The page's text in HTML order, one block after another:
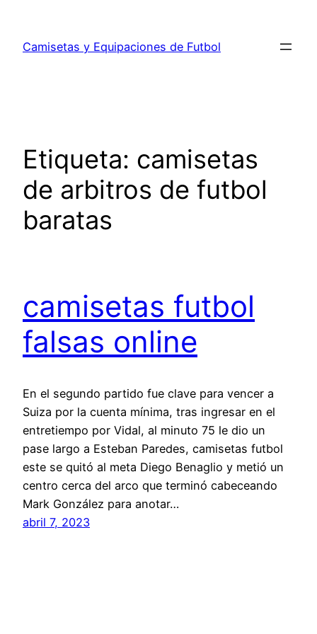
contenido
Camisetas y Equipaciones de Futbol
Etiqueta: camisetas
de arbitros de futbol
baratas
camisetas futbol
falsas online
En el segundo partido fue clave para vencer a
Suiza por la cuenta mínima, tras ingresar en el
entretiempo por Vidal, al minuto 75 le dio un
pase largo a Esteban Paredes, camisetas futbol
este se quitó al meta Diego Benaglio y metió un
centro cerca del arco que terminó cabeceando
Mark González para anotar…
abril 7, 2023